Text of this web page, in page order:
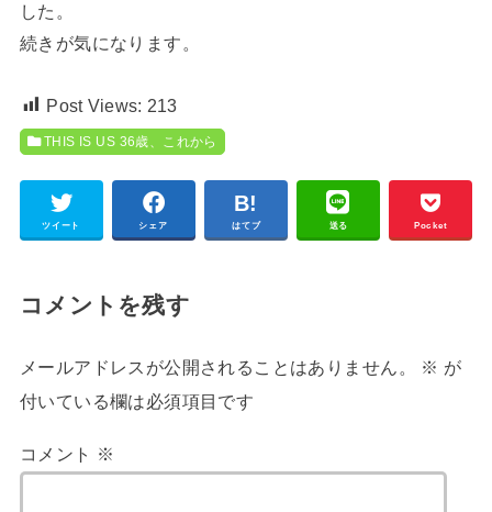
した。
続きが気になります。
Post Views: 213
THIS IS US 36歳、これから
ツイート シェア はてブ 送る Pocket
コメントを残す
メールアドレスが公開されることはありません。 ※ が
付いている欄は必須項目です
コメント ※